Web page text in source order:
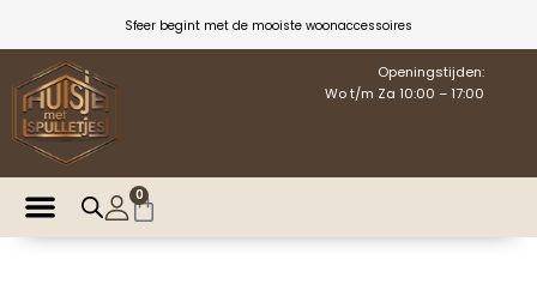
inhoud
Sfeer begint met de mooiste woonaccessoires
Openingstijden:
Wo t/m Za 10:00 – 17:00
0
Winkelwagen